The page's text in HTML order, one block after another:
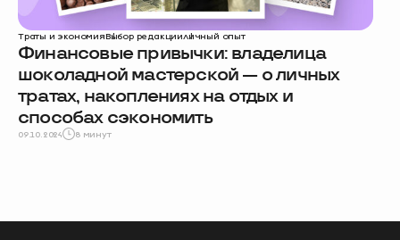
Траты и экономияВыбор редакцииличный опыт
Финансовые привычки: владелица
шоколадной мастерской — о личных
тратах, накоплениях на отдых и
способах сэкономить
09.10.2024 8 минут